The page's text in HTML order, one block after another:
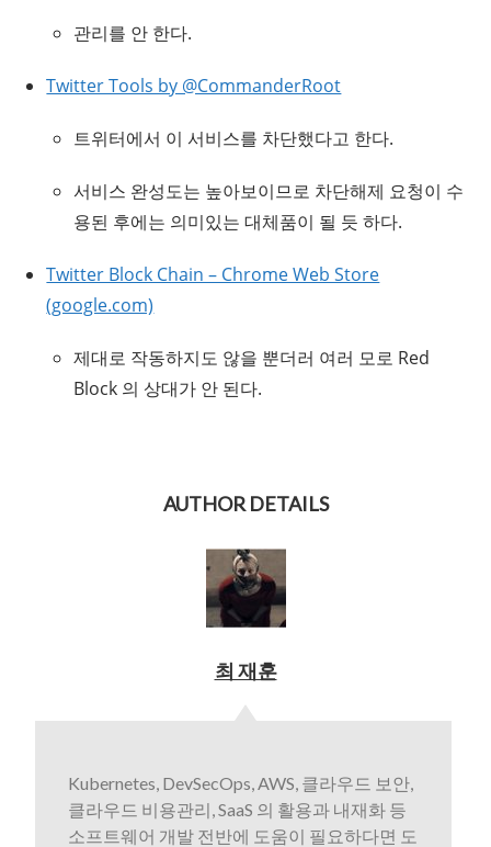
관리를 안 한다.
Twitter Tools by @CommanderRoot
트위터에서 이 서비스를 차단했다고 한다.
서비스 완성도는 높아보이므로 차단해제 요청이 수
용된 후에는 의미있는 대체품이 될 듯 하다.
Twitter Block Chain – Chrome Web Store
(google.com)
제대로 작동하지도 않을 뿐더러 여러 모로 Red
Block 의 상대가 안 된다.
AUTHOR DETAILS
최 재훈
Kubernetes, DevSecOps, AWS, 클라우드 보안,
클라우드 비용관리, SaaS 의 활용과 내재화 등
소프트웨어 개발 전반에 도움이 필요하다면 도